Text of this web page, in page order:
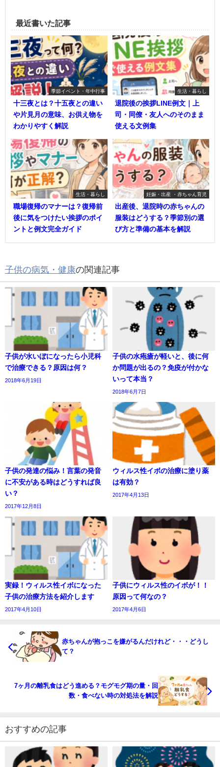
最近書いた記事
季節イベント・年中行事
十三夜とは？十五夜との違い
や片見月の意味、お供え物を
わかりやすく解説
生活・暮らし
退院後の挨拶LINE例文｜上
司・同僚・友人へのそのまま
使える文例集
生活・暮らし
職場復帰のマナーは？復帰前
後に気をつけたい挨拶のポイ
ントと例文完全ガイド
妊娠・出産 ・赤ちゃん育児
出産後、退院時の赤ちゃんの
服装はどうする？季節別の選
び方と準備の基本を解説
子供の病気・健康の関連記事
子供が水いぼになったら小児科
で治療できる？原因は何？
2018年6月19日
子供の水疱瘡が軽いと、後に何
か問題が出るの？免疫が付かな
いって本当？
2018年6月7日
子供の発達の悩み！言葉の発音
に不安がある時はどうすれば良
い？
2017年12月8日
ウィルス性イボの治療に塗り薬
は有効？
2017年4月13日
実録！ウィルス性イボになった
子供の治療方法を紹介します
2017年4月10日
子供にウィルス性のイボが！！
原因って何なの？
2017年4月6日
赤ちゃんが抱っこを嫌がるんだけれど・・・どうし
て？
7ヶ月の離乳食はどう進める？モグモグ期の量・回
数・食べない時の対処法を解説
おすすめの記事